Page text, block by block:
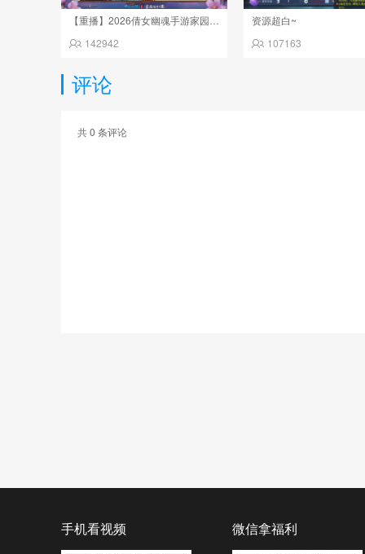
142942
资源超白~
107163
评论
共0 条评论
手机看视频 微信拿福利